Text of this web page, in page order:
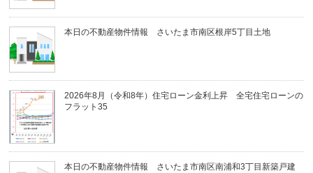
本日の不動産物件情報 さいたま市南区根岸5丁目土地
2026年8月（令和8年）住宅ローン金利上昇 全宅住宅ローンの
フラット35
本日の不動産物件情報 さいたま市南区南浦和3丁目新築戸建